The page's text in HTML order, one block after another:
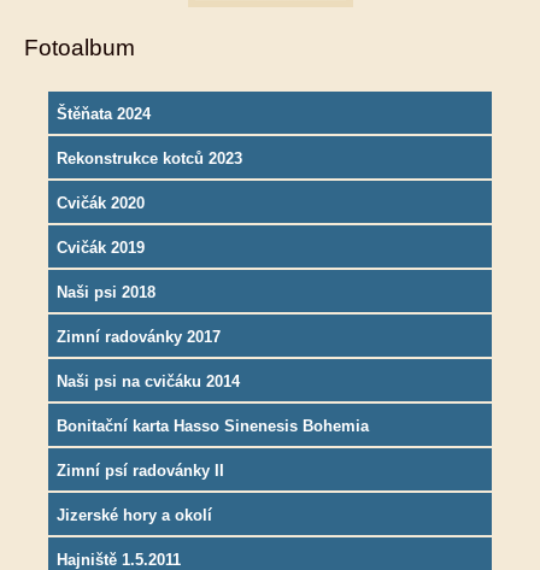
Fotoalbum
Štěňata 2024
Rekonstrukce kotců 2023
Cvičák 2020
Cvičák 2019
Naši psi 2018
Zimní radovánky 2017
Naši psi na cvičáku 2014
Bonitační karta Hasso Sinenesis Bohemia
Zimní psí radovánky II
Jizerské hory a okolí
Hajniště 1.5.2011